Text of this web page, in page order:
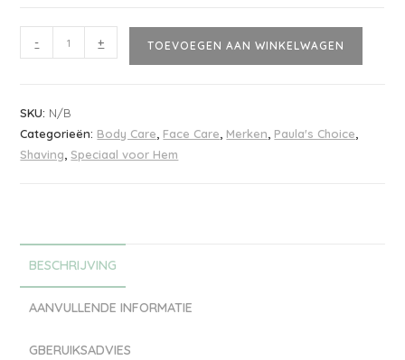
- + TOEVOEGEN AAN WINKELWAGEN
SKU: N/B
Categorieën: Body Care Face Care Merken Paula's Choice
Shaving ,Speciaal voor Hem
BESCHRIJVING
AANVULLENDE INFORMATIE
GBERUIKSADVIES